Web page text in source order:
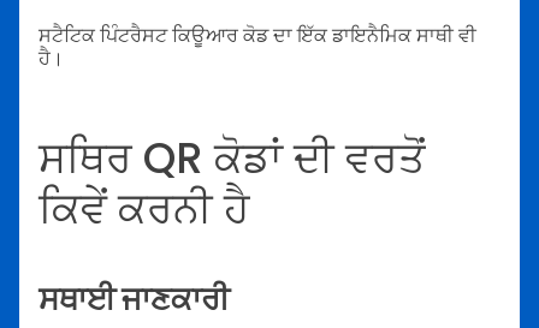
ਸਟੈਟਿਕ ਪਿੰਟਰੈਸਟ ਕਿਊਆਰ ਕੋਡ ਦਾ ਇੱਕ ਡਾਇਨੈਮਿਕ ਸਾਥੀ ਵੀ
ਹੈ।
ਸਥਿਰ QR ਕੋਡਾਂ ਦੀ ਵਰਤੋਂ
ਕਿਵੇਂ ਕਰਨੀ ਹੈ
ਸਥਾਈ ਜਾਣਕਾਰੀ